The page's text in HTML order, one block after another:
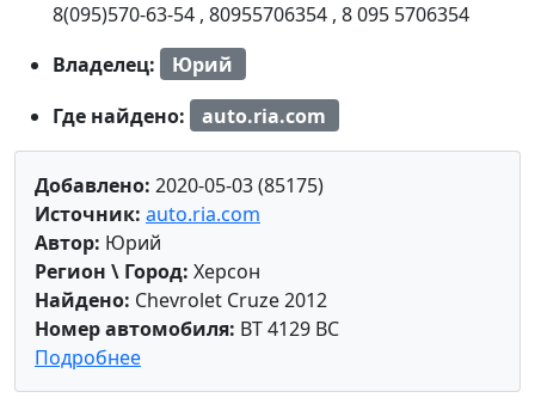
8(095)570-63-54 , 80955706354 , 8 095 5706354
Владелец:
Юрий
Где найдено:
auto.ria.com
Добавлено: 2020-05-03 (85175)
Источник: auto.ria.com
Автор: Юрий
Регион \ Город: Херсон
Найдено: Chevrolet Cruze 2012
Номер автомобиля: BT 4129 BC
Подробнее